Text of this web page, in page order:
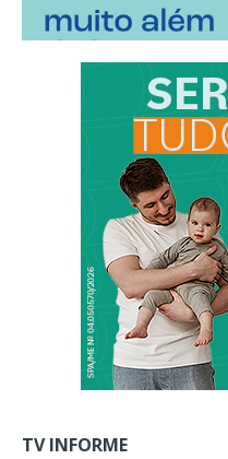
TV INFORME